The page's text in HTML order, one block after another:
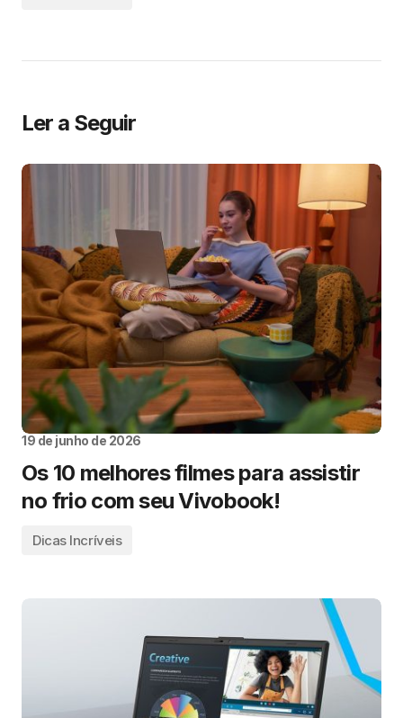
Ler a Seguir
19 de junho de 2026
Os 10 melhores filmes para assistir
no frio com seu Vivobook!
Dicas Incríveis